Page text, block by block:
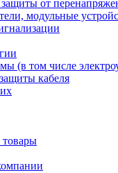
от
модульные
(в том числе
кабеля
товары